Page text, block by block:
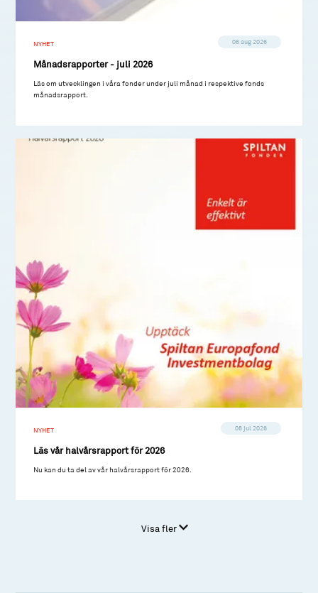
NYHET 06 aug 2026
Månadsrapporter - juli 2026
Läs om utvecklingen i våra fonder under juli månad i respektive fonds
månadsrapport.
NYHET 08 jul 2026
Läs vår halvårsrapport för 2026
Nu kan du ta del av vår halvårsrapport för 2026.
Visa fler